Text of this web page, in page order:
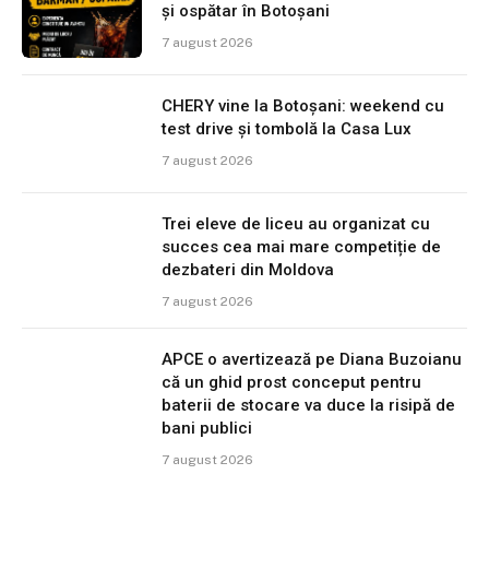
și ospătar în Botoșani
7 august 2026
CHERY vine la Botoșani: weekend cu
test drive și tombolă la Casa Lux
7 august 2026
Trei eleve de liceu au organizat cu
succes cea mai mare competiție de
dezbateri din Moldova
7 august 2026
APCE o avertizează pe Diana Buzoianu
că un ghid prost conceput pentru
baterii de stocare va duce la risipă de
bani publici
7 august 2026